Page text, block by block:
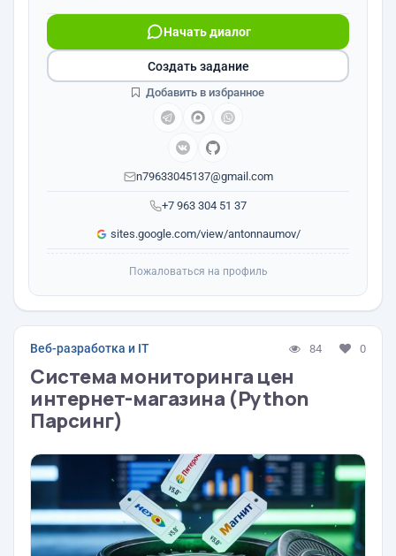
+7 963 304 51 37
Начать диалог
n79633045137@gmail.com
sites.google.com/view/antonnaumov/
Создать задание
Добавить в избранное
Пожаловаться на профиль
Веб-разработка и IT 84 0
Система мониторинга цен
интернет-магазина (Python
Парсинг)